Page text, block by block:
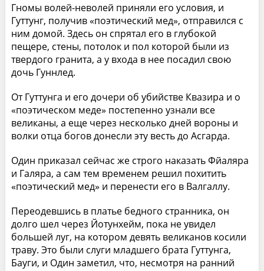
Гномы волей-неволей приняли его условия, и
Гуттунг, получив «поэтический мед», отправился с
ним домой. Здесь он спрятал его в глубокой
пещере, стены, потолок и пол которой были из
твердого гранита, а у входа в нее посадил свою
дочь Гуннлед.
От Гуттунга и его дочери об убийстве Квазира и о
«поэтическом меде» постепенно узнали все
великаны, а еще через несколько дней вороны и
волки отца богов донесли эту весть до Асгарда.
Один приказал сейчас же строго наказать Фйаляра
и Галяра, а сам тем временем решил похитить
«поэтический мед» и перенести его в Валгаллу.
Переодевшись в платье бедного странника, он
долго шел через Йотунхейм, пока не увидел
большей луг, на котором девять великанов косили
траву. Это были слуги младшего брата Гуттунга,
Бауги, и Один заметил, что, несмотря на ранний